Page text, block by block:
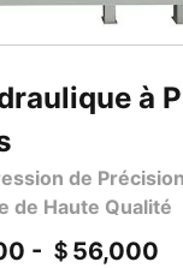
à
de
de Haute Qualité
- ＄56,000